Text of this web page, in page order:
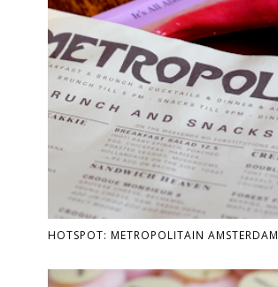
HOTSPOT: METROPOLITAIN AMSTERDAM